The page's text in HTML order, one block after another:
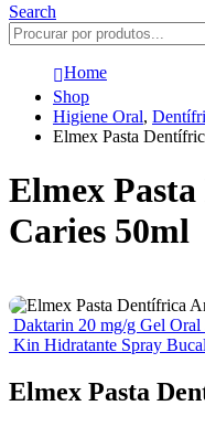
Search
Home
Shop
Higiene Oral,
Elmex Pasta
Elmex
Caries 50ml
Daktarin 20 mg/g Gel Oral
Kin Hidratante Spray
Elmex Pasta